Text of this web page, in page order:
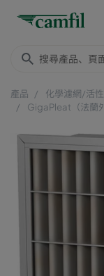
產品 化學濾網/活
GigaPleat（法蘭